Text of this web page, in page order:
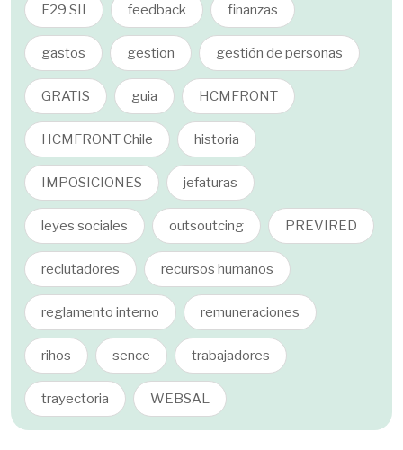
F29 SII feedback finanzas
gastos gestion gestión de personas
GRATIS guia HCMFRONT
HCMFRONT Chile historia
IMPOSICIONES jefaturas
leyes sociales outsoutcing PREVIRED
reclutadores recursos humanos
reglamento interno remuneraciones
rihos sence trabajadores
trayectoria WEBSAL